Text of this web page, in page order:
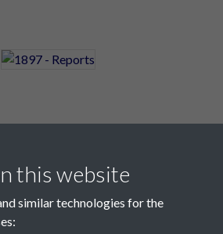
this website
similar technologies for the